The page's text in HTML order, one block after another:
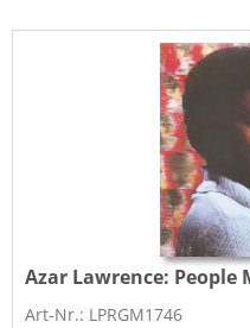
Azar Lawrence: People
Art-Nr.: LPRGM1746